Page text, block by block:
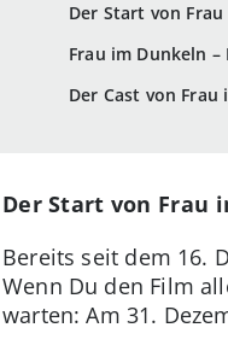
Der Start von
Frau im Dunkeln
Der Cast von
Der Start von Frau
Bereits seit dem 16.
Wenn Du den Film
warten: Am 31.